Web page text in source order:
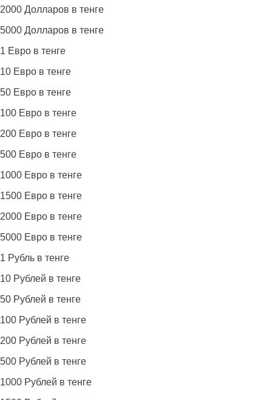
2000 Долларов в тенге
5000 Долларов в тенге
1 Евро в тенге
10 Евро в тенге
50 Евро в тенге
100 Евро в тенге
200 Евро в тенге
500 Евро в тенге
1000 Евро в тенге
1500 Евро в тенге
2000 Евро в тенге
5000 Евро в тенге
1 Рубль в тенге
10 Рублей в тенге
50 Рублей в тенге
100 Рублей в тенге
200 Рублей в тенге
500 Рублей в тенге
1000 Рублей в тенге